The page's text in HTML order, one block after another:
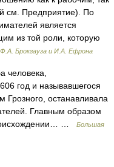
см. Предприятие). По
является
из той роли, которую
Брокгауза и И.А. Ефрона
человека,
год и называвшегося
останавливала
Главным образом
…
Большая